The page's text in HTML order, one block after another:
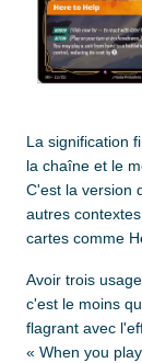
La signification
la chaîne et le
C'est la version
autres
cartes comme
Avoir trois
c'est le moins
flagrant avec
« When you